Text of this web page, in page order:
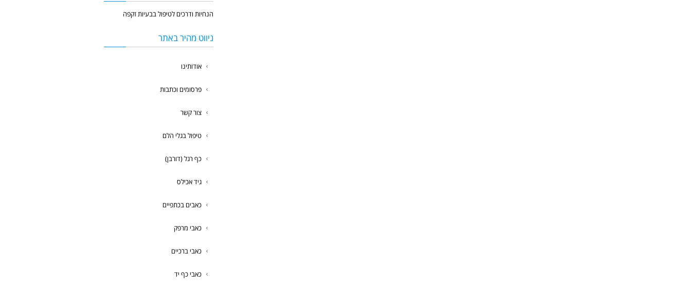
הנחיות ודרכים לטיפול בבעיות זקפה
ניווט מהיר באתר
אודותינו
פרסומים וכתבות
צור קשר
טיפול בגלי הלם
כף רגל (דורבן)
גיד אכילס
כאבים בכתפיים
כאבי מרפק
כאבי ברכיים
כאבי כף יד